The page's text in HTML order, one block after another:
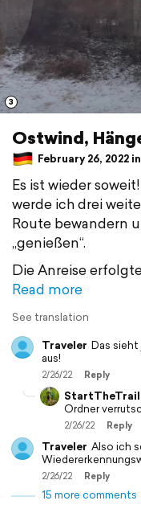
3
Ostwind,
February 26, 2022
Es ist wieder
werde ich drei
Route bewandern
„genießen“.
Die Anreise
Read more
See translation
Traveler Das sieht
aus!
2/26/22 Reply
StartTheTrail
Ordner
2/26/22 Reply
Traveler Also ich
2/26/22 Reply
15 more comments